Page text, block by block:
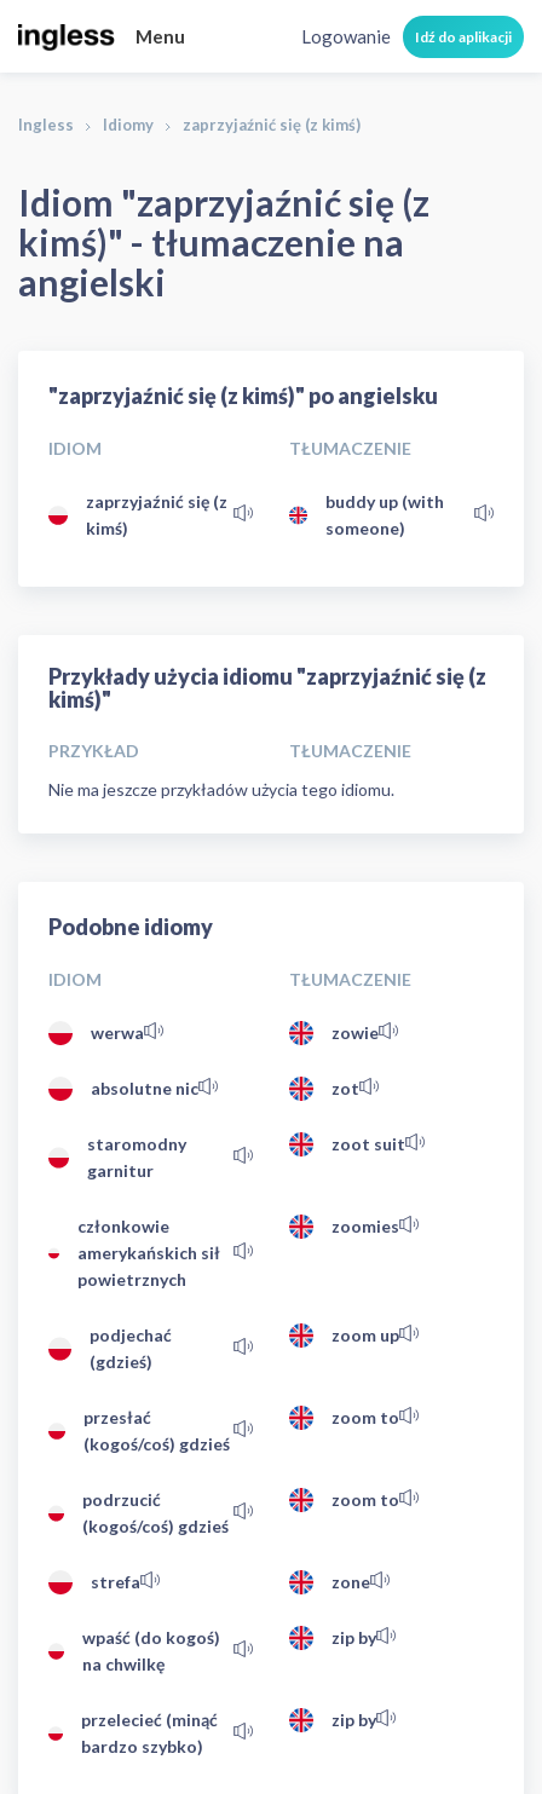
Menu Logowanie Idź do aplikacji
Ingless Idiomy zaprzyjaźnić się (z kimś)
Idiom "zaprzyjaźnić się (z
kimś)" - tłumaczenie na
angielski
"zaprzyjaźnić się (z kimś)" po angielsku
IDIOM TŁUMACZENIE
zaprzyjaźnić się (z
kimś)
buddy up (with
someone)
Przykłady użycia idiomu "zaprzyjaźnić się (z
kimś)"
PRZYKŁAD
TŁUMACZENIE
Nie ma jeszcze przykładów użycia tego idiomu.
Podobne idiomy
IDIOM TŁUMACZENIE
werwa zowie
absolutne nic zot
staromodny
garnitur
zoot suit
członkowie
amerykańskich sił
powietrznych
zoomies
podjechać
(gdzieś)
zoom up
przesłać
(kogoś/coś) gdzieś
zoom to
podrzucić
(kogoś/coś) gdzieś
zoom to
strefa zone
wpaść (do kogoś)
na chwilkę
zip by
przelecieć (minąć
bardzo szybko)
zip by